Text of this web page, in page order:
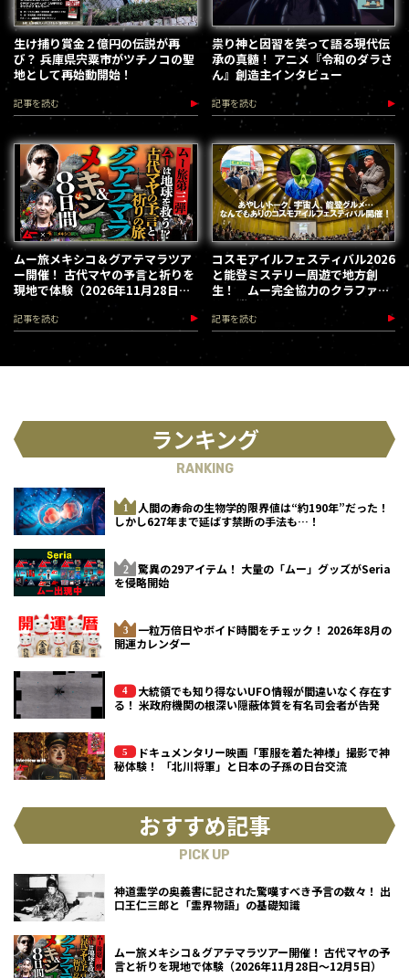
生け捕り賞金２億円の伝説が再
び？ 兵庫県宍粟市がツチノコの聖
地として再始動開始！
記事を読む
祟り神と因習を笑って語る現代伝
承の真髄！ アニメ『令和のダラさ
ん』創造主インタビュー
記事を読む
ムー旅メキシコ＆グアテマラツア
ー開催！ 古代マヤの予言と祈りを
現地で体験（2026年11月28日～
記事を読む
コスモアイルフェスティバル2026
と能登ミステリー周遊で地方創
生！ ムー完全協力のクラファン
第３弾が始動
記事を読む
ランキング
RANKING
人間の寿命の生物学的限界値は“約190年”だった！
しかし627年まで延ばす禁断の手法も…！
驚異の29アイテム！ 大量の「ムー」グッズがSeria
を侵略開始
一粒万倍日やボイド時間をチェック！ 2026年8月の
開運カレンダー
大統領でも知り得ないUFO情報が間違いなく存在す
る！ 米政府機関の根深い隠蔽体質を有名司会者が告発
ドキュメンタリー映画「軍服を着た神様」撮影で神
秘体験！ 「北川将軍」と日本の子孫の日台交流
おすすめ記事
PICK UP
神道霊学の奥義書に記された驚嘆すべき予言の数々！ 出
口王仁三郎と「霊界物語」の基礎知識
ムー旅メキシコ＆グアテマラツアー開催！ 古代マヤの予
言と祈りを現地で体験（2026年11月28日～12月5日）